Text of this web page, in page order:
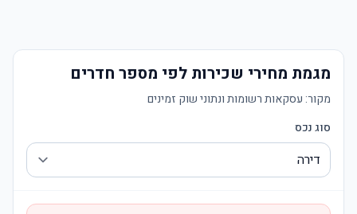
מגמת מחירי שכירות לפי מספר חדרים
מקור: עסקאות רשומות ונתוני שוק זמינים
סוג נכס